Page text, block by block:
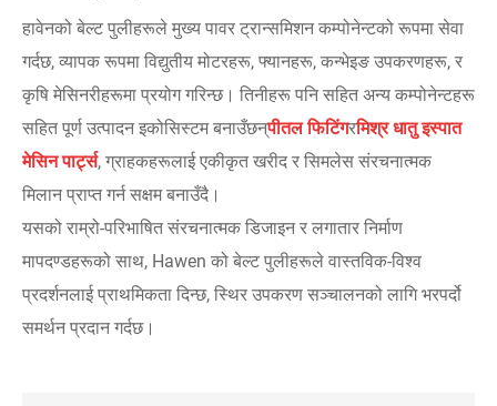
हावेनको बेल्ट पुलीहरूले मुख्य पावर ट्रान्समिशन कम्पोनेन्टको रूपमा सेवा
गर्दछ, व्यापक रूपमा विद्युतीय मोटरहरू, फ्यानहरू, कन्भेइङ उपकरणहरू, र
कृषि मेसिनरीहरूमा प्रयोग गरिन्छ। तिनीहरू पनि सहित अन्य कम्पोनेन्टहरू
सहित पूर्ण उत्पादन इकोसिस्टम बनाउँछन्पीतल फिटिंगरमिश्र धातु इस्पात
मेसिन पार्ट्स, ग्राहकहरूलाई एकीकृत खरीद र सिमलेस संरचनात्मक
मिलान प्राप्त गर्न सक्षम बनाउँदै।
यसको राम्रो-परिभाषित संरचनात्मक डिजाइन र लगातार निर्माण
मापदण्डहरूको साथ, Hawen को बेल्ट पुलीहरूले वास्तविक-विश्व
प्रदर्शनलाई प्राथमिकता दिन्छ, स्थिर उपकरण सञ्चालनको लागि भरपर्दो
समर्थन प्रदान गर्दछ।